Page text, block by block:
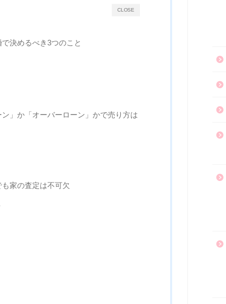
CLOSE
決めるべき3つのこと
」か「オーバーローン」かで売り方は
家の査定は不可欠